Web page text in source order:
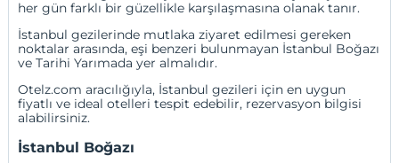
her gün farklı bir güzellikle karşılaşmasına olanak tanır.
İstanbul gezilerinde mutlaka ziyaret edilmesi gereken
noktalar arasında, eşi benzeri bulunmayan İstanbul Boğazı
ve Tarihi Yarımada yer almalıdır.
Otelz.com aracılığıyla, İstanbul gezileri için en uygun
fiyatlı ve ideal otelleri tespit edebilir, rezervasyon bilgisi
alabilirsiniz.
İstanbul Boğazı